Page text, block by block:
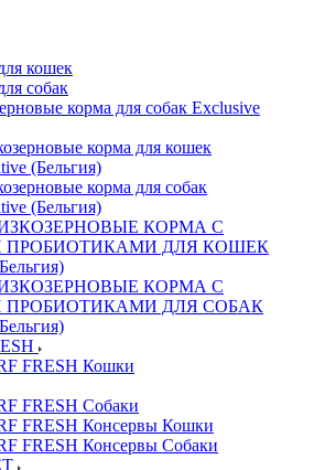
кошек
собак
корма для собак Exclusive
корма для кошек
(Бельгия)
корма для собак
(Бельгия)
КОРМА С
ДЛЯ КОШЕК
КОРМА С
ДЛЯ СОБАК
FRESH Кошки
FRESH Собаки
FRESH Консервы Кошки
FRESH Консервы Собаки